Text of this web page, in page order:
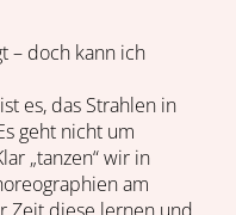
– doch kann ich
es, das Strahlen in
geht nicht um
„tanzen“ wir in
am